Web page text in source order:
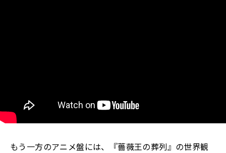
もう一方のアニメ盤には、『薔薇王の葬列』の世界観